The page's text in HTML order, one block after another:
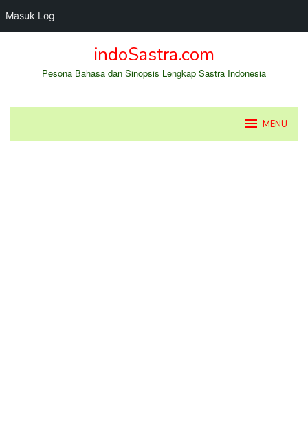
Masuk Log
indoSastra.com
Pesona Bahasa dan Sinopsis Lengkap Sastra Indonesia
MENU